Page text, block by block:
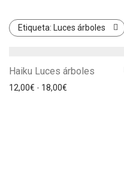
Etiqueta: Luces árboles
Haiku Luces árboles
12,00€ - 18,00€